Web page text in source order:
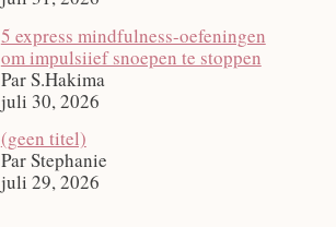
5 express mindfulness-oefeningen
om impulsiief snoepen te stoppen
Par S.Hakima
juli 30, 2026
(geen titel)Bericht
12140
Par Stephanie
juli 29, 2026